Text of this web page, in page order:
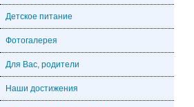
Детское питание
Фотогалерея
Для Вас, родители
Наши достижения